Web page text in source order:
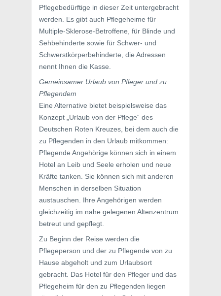
Pflegebedürftige in dieser Zeit untergebracht
werden. Es gibt auch Pflegeheime für
Multiple-Sklerose-Betroffene, für Blinde und
Sehbehinderte sowie für Schwer- und
Schwerstkörperbehinderte, die Adressen
nennt Ihnen die Kasse.
Gemeinsamer Urlaub von Pfleger und zu
Pflegendem
Eine Alternative bietet beispielsweise das
Konzept „Urlaub von der Pflege“ des
Deutschen Roten Kreuzes, bei dem auch die
zu Pflegenden in den Urlaub mitkommen:
Pflegende Angehörige können sich in einem
Hotel an Leib und Seele erholen und neue
Kräfte tanken. Sie können sich mit anderen
Menschen in derselben Situation
austauschen. Ihre Angehörigen werden
gleichzeitig im nahe gelegenen Altenzentrum
betreut und gepflegt.
Zu Beginn der Reise werden die
Pflegeperson und der zu Pflegende von zu
Hause abgeholt und zum Urlaubsort
gebracht. Das Hotel für den Pfleger und das
Pflegeheim für den zu Pflegenden liegen